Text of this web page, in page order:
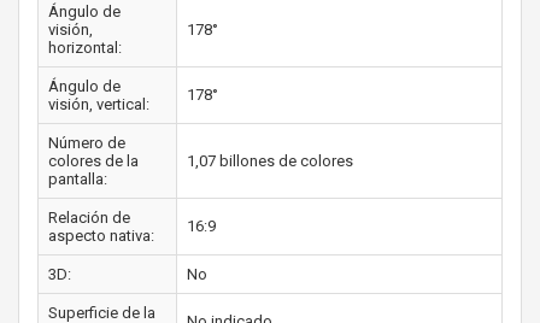
Ángulo de
visión,
horizontal:
178°
Ángulo de
visión, vertical:
178°
Número de
colores de la
pantalla:
1,07 billones de colores
Relación de
aspecto nativa:
16:9
3D: No
Superficie de la